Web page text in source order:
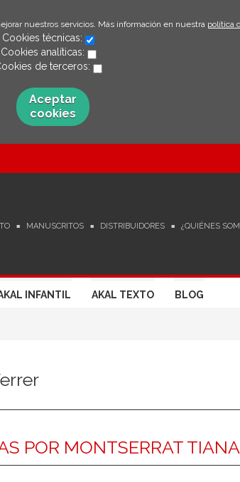
nuestros servicios. Más información en nuestra política
Cookies técnicas:
Cookies analíticas:
de terceros:
Aceptar
cookies
MANUSCRITOS DISTRIBUIDORES ¿QUIÉNES
INFANTIL AKAL TEXTO BLOG
POR MONTSERRAT